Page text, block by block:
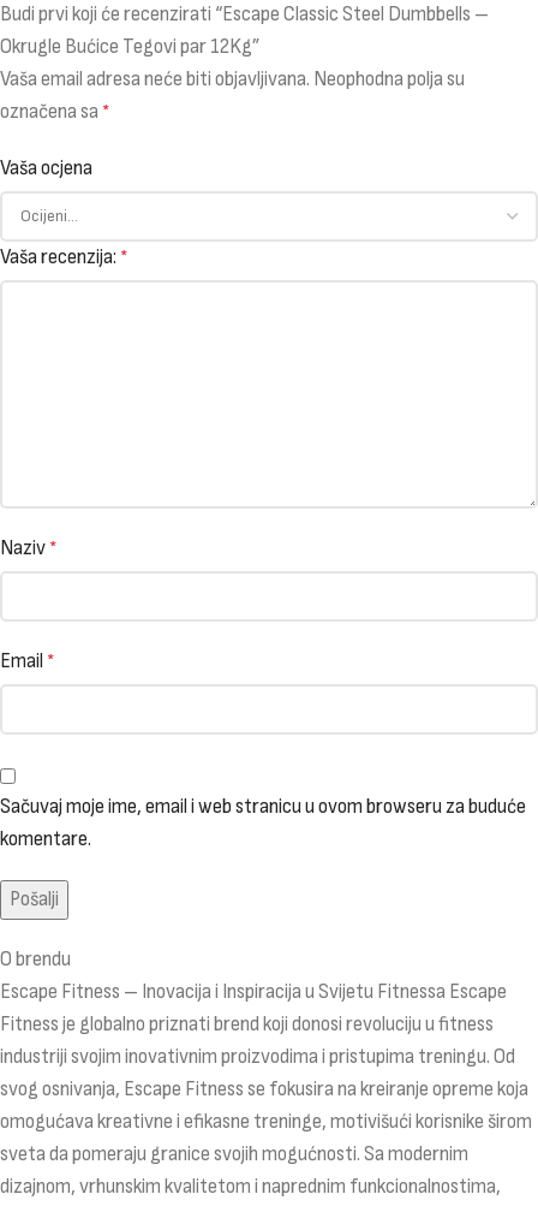
Budi prvi koji će recenzirati “Escape Classic Steel Dumbbells –
Okrugle Bućice Tegovi par 12Kg”
Vaša email adresa neće biti objavljivana. Neophodna polja su
označena sa *
Vaša ocjena
Vaša recenzija: *
Naziv *
Email *
Sačuvaj moje ime, email i web stranicu u ovom browseru za buduće
komentare.
O brendu
Escape Fitness – Inovacija i Inspiracija u Svijetu Fitnessa Escape
Fitness je globalno priznati brend koji donosi revoluciju u fitness
industriji svojim inovativnim proizvodima i pristupima treningu. Od
svog osnivanja, Escape Fitness se fokusira na kreiranje opreme koja
omogućava kreativne i efikasne treninge, motivišući korisnike širom
sveta da pomeraju granice svojih mogućnosti. Sa modernim
dizajnom, vrhunskim kvalitetom i naprednim funkcionalnostima,